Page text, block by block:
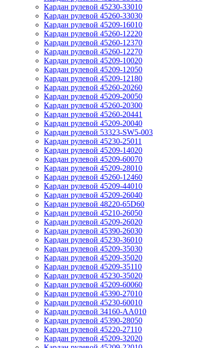
Кардан рулевой 45230-33010
Кардан рулевой 45260-33030
Кардан рулевой 45209-16010
Кардан рулевой 45260-12220
Кардан рулевой 45260-12370
Кардан рулевой 45260-12270
Кардан рулевой 45209-10020
Кардан рулевой 45209-12050
Кардан рулевой 45209-12180
Кардан рулевой 45260-20260
Кардан рулевой 45209-20050
Кардан рулевой 45260-20300
Кардан рулевой 45260-20441
Кардан рулевой 45209-20040
Кардан рулевой 53323-SW5-003
Кардан рулевой 45230-25011
Кардан рулевой 45209-14020
Кардан рулевой 45209-60070
Кардан рулевой 45209-28010
Кардан рулевой 45260-12460
Кардан рулевой 45209-44010
Кардан рулевой 45209-26040
Кардан рулевой 48220-65D60
Кардан рулевой 45210-26050
Кардан рулевой 45209-26020
Кардан рулевой 45390-26030
Кардан рулевой 45230-36010
Кардан рулевой 45209-35030
Кардан рулевой 45209-35020
Кардан рулевой 45209-35110
Кардан рулевой 45230-35020
Кардан рулевой 45209-60060
Кардан рулевой 45390-27010
Кардан рулевой 45230-60010
Кардан рулевой 34160-AA010
Кардан рулевой 45390-28050
Кардан рулевой 45220-27110
Кардан рулевой 45209-32020